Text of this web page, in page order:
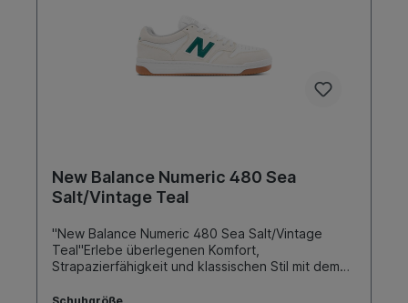
New Balance Numeric 480 Sea
Salt/Vintage Teal
"New Balance Numeric 480 Sea Salt/Vintage
Teal"Erlebe überlegenen Komfort,
Strapazierfähigkeit und klassischen Stil mit dem
für Skater, die sowohl auf Leistung als auch auf